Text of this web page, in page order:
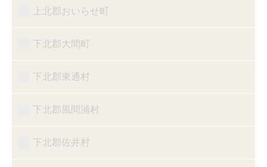
上北郡おいらせ町
下北郡大間町
下北郡東通村
下北郡風間浦村
下北郡佐井村